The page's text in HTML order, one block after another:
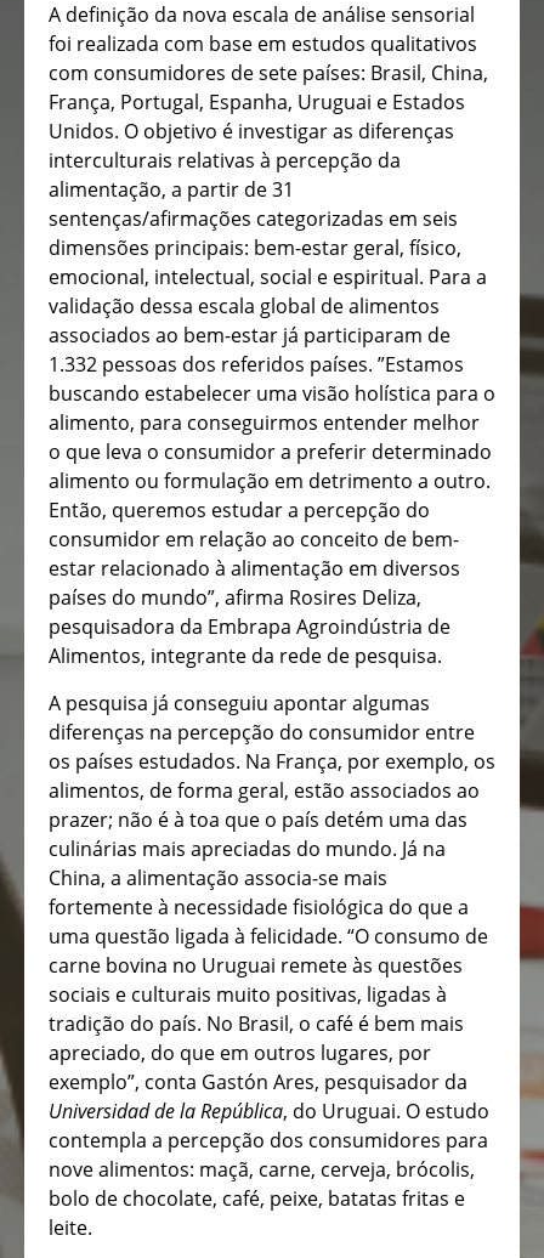
A definição da nova escala de análise sensorial
foi realizada com base em estudos qualitativos
com consumidores de sete países: Brasil, China,
França, Portugal, Espanha, Uruguai e Estados
Unidos. O objetivo é investigar as diferenças
interculturais relativas à percepção da
alimentação, a partir de 31
sentenças/afirmações categorizadas em seis
dimensões principais: bem-estar geral, físico,
emocional, intelectual, social e espiritual. Para a
validação dessa escala global de alimentos
associados ao bem-estar já participaram de
1.332 pessoas dos referidos países. ”Estamos
buscando estabelecer uma visão holística para o
alimento, para conseguirmos entender melhor
o que leva o consumidor a preferir determinado
alimento ou formulação em detrimento a outro.
Então, queremos estudar a percepção do
consumidor em relação ao conceito de bem-
estar relacionado à alimentação em diversos
países do mundo”, afirma Rosires Deliza,
pesquisadora da Embrapa Agroindústria de
Alimentos, integrante da rede de pesquisa.
A pesquisa já conseguiu apontar algumas
diferenças na percepção do consumidor entre
os países estudados. Na França, por exemplo, os
alimentos, de forma geral, estão associados ao
prazer; não é à toa que o país detém uma das
culinárias mais apreciadas do mundo. Já na
China, a alimentação associa-se mais
fortemente à necessidade fisiológica do que a
uma questão ligada à felicidade. “O consumo de
carne bovina no Uruguai remete às questões
sociais e culturais muito positivas, ligadas à
tradição do país. No Brasil, o café é bem mais
apreciado, do que em outros lugares, por
exemplo”, conta Gastón Ares, pesquisador da
Universidad de la República, do Uruguai. O estudo
contempla a percepção dos consumidores para
nove alimentos: maçã, carne, cerveja, brócolis,
bolo de chocolate, café, peixe, batatas fritas e
leite.